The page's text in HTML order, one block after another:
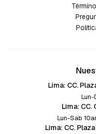
Lima: CC.
Lun-
Lima: CC.
Lun-Sab
Lima: CC.